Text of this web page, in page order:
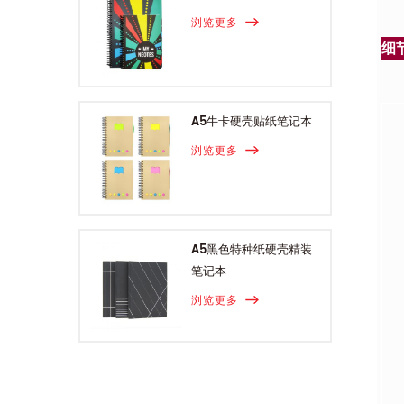
浏览更多
A5牛卡硬壳贴纸笔记本
浏览更多
A5黑色特种纸硬壳精装
笔记本
浏览更多
细